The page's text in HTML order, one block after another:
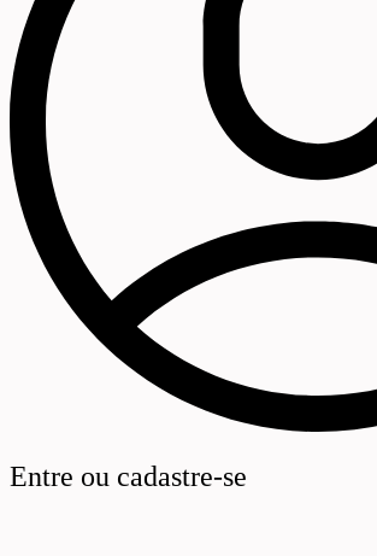
Entre ou cadastre-se